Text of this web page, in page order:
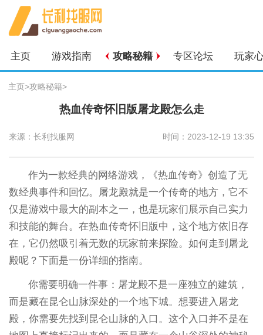
主页 游戏指南 攻略秘籍 专区论坛 玩家
主页>攻略秘籍>
热血传奇怀旧版屠龙殿怎么走
来源：长利找服网 时间：2023-12-19 13:35
作为一款经典的网络游戏，《热血传奇》创造了无
数经典事件和回忆。屠龙殿就是一个传奇的地方，它不
仅是游戏中最大的副本之一，也是玩家们展示自己实力
和技能的舞台。在热血传奇怀旧版中，这个地方依旧存
在，它仍然吸引着无数的玩家前来探险。如何走到屠龙
殿呢？下面是一份详细的指南。
你需要明确一件事：屠龙殿不是一座独立的建筑，
而是藏在昆仑山脉深处的一个地下城。想要进入屠龙
殿，你需要先找到昆仑山脉的入口。这个入口并不是在